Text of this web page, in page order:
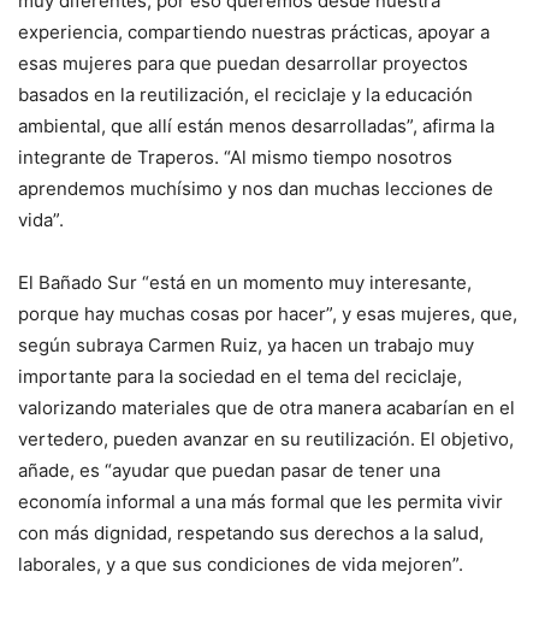
experiencia, compartiendo nuestras prácticas, apoyar a
esas mujeres para que puedan desarrollar proyectos
basados en la reutilización, el reciclaje y la educación
ambiental, que allí están menos desarrolladas”, afirma la
integrante de Traperos. “Al mismo tiempo nosotros
aprendemos muchísimo y nos dan muchas lecciones de
vida”.
El Bañado Sur “está en un momento muy interesante,
porque hay muchas cosas por hacer”, y esas mujeres, que,
según subraya Carmen Ruiz, ya hacen un trabajo muy
importante para la sociedad en el tema del reciclaje,
valorizando materiales que de otra manera acabarían en el
vertedero, pueden avanzar en su reutilización. El objetivo,
añade, es “ayudar que puedan pasar de tener una
economía informal a una más formal que les permita vivir
con más dignidad, respetando sus derechos a la salud,
laborales, y a que sus condiciones de vida mejoren”.